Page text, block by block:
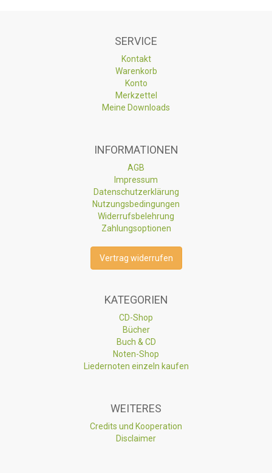
SERVICE
Kontakt
Warenkorb
Konto
Merkzettel
Meine Downloads
INFORMATIONEN
AGB
Impressum
Datenschutzerklärung
Nutzungsbedingungen
Widerrufsbelehrung
Zahlungsoptionen
Vertrag widerrufen
KATEGORIEN
CD-Shop
Bücher
Buch & CD
Noten-Shop
Liedernoten einzeln kaufen
WEITERES
Credits und Kooperation
Disclaimer